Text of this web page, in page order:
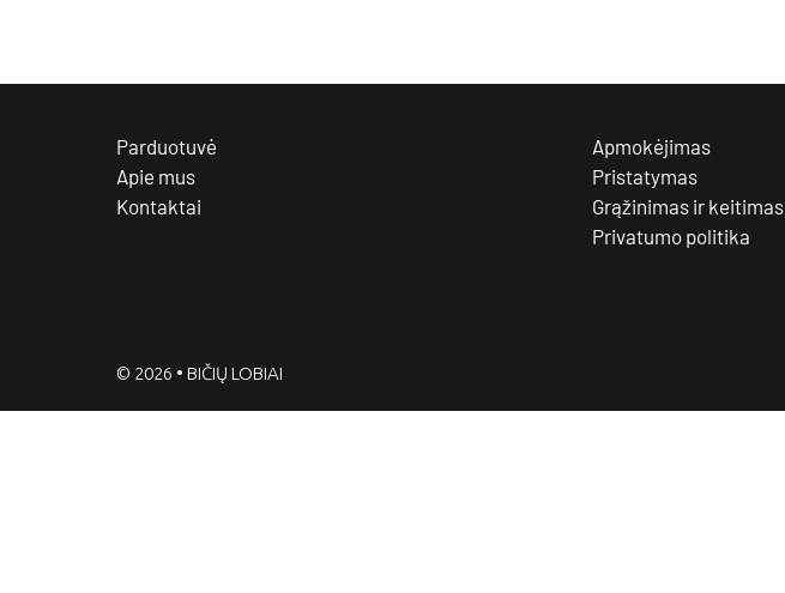
Parduotuvė
Apie mus
Kontaktai
Apmokėjimas
Pristatymas
Grąžinimas ir keitimas
Privatumo politika
© 2026 • BIČIŲ LOBIAI